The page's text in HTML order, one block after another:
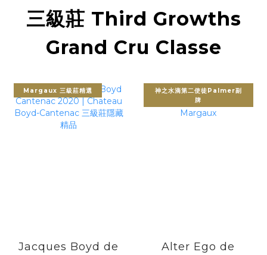
三級莊 Third Growths
Grand Cru Classe
Margaux 三級莊精選
Jacques Boyd de
神之水滴第二使徒Palmer副
牌
Alter Ego de